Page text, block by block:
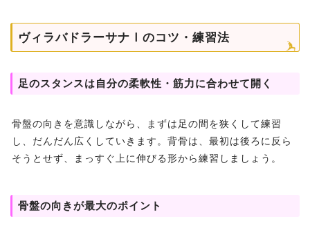
ヴィラバドラーサナⅠのコツ・練習法
足のスタンスは自分の柔軟性・筋力に合わせて開く
骨盤の向きを意識しながら、まずは足の間を狭くして練習
し、だんだん広くしていきます。背骨は、最初は後ろに反ら
そうとせず、まっすぐ上に伸びる形から練習しましょう。
骨盤の向きが最大のポイント